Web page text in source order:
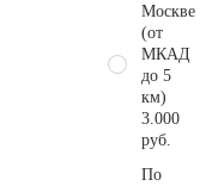
Москве
(от
МКАД
до 5
км)
3.000
руб.
По